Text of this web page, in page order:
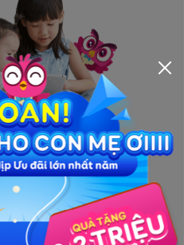
tảng vững chắc
phát triển cao và
trong tương lai